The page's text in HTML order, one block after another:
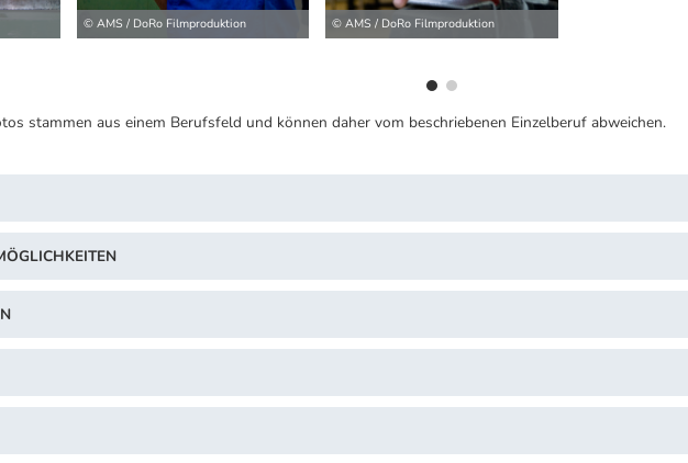
© AMS / DoRo Filmproduktion © AMS / DoRo Filmproduktion
stammen aus einem Berufsfeld und können daher vom beschriebenen Einzelberuf abweichen.